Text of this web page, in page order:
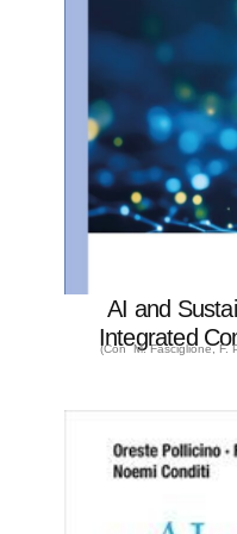
AI and
Integrated
(Con M. Fasciglione, F.